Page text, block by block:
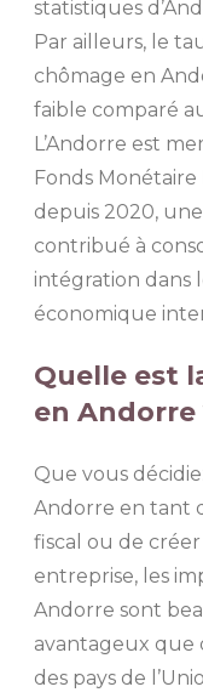
statistiques
Par ailleurs, le
chômage en
faible comparé
L’Andorre est
Fonds
depuis 2020,
contribué à
intégration dans
économique
Quelle est
en Andorre
Que vous
Andorre en tant
fiscal ou de
entreprise, les
Andorre sont
avantageux que
des pays de